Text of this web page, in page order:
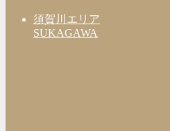
須賀川エリア
SUKAGAWA